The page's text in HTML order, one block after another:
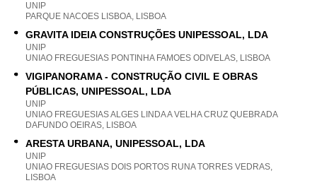
UNIP
PARQUE NACOES LISBOA, LISBOA
GRAVITA IDEIA CONSTRUÇÕES UNIPESSOAL, LDA
UNIP
UNIAO FREGUESIAS PONTINHA FAMOES ODIVELAS, LISBOA
VIGIPANORAMA - CONSTRUÇÃO CIVIL E OBRAS
PÚBLICAS, UNIPESSOAL, LDA
UNIP
UNIAO FREGUESIAS ALGES LINDA A VELHA CRUZ QUEBRADA
DAFUNDO OEIRAS, LISBOA
ARESTA URBANA, UNIPESSOAL, LDA
UNIP
UNIAO FREGUESIAS DOIS PORTOS RUNA TORRES VEDRAS,
LISBOA